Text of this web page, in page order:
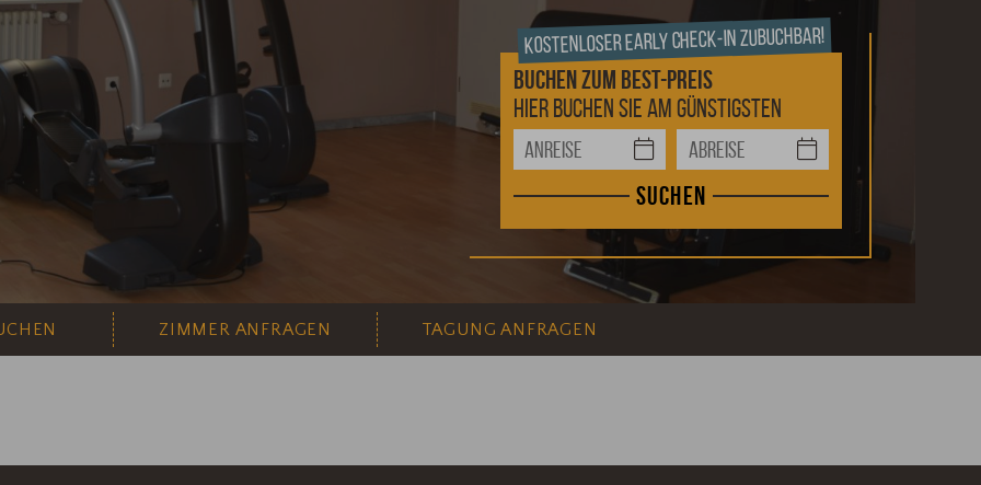
Buchen zum Best-Preis
Hier buchen Sie am günstigsten
Suchen
Kostenloser Early Check-In zubuchbar!
ZIMMER ANFRAGEN TAGUNG ANFRAGEN